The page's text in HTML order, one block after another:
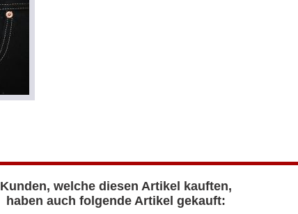
Kunden, welche diesen Artikel kauften,
haben auch folgende Artikel gekauft: